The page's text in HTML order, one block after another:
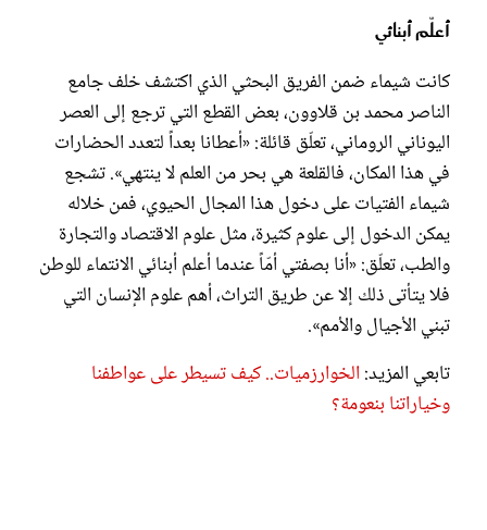
أعلّم أبنائي
كانت شيماء ضمن الفريق البحثي الذي اكتشف خلف جامع
الناصر محمد بن قلاوون، بعض القطع التي ترجع إلى العصر
اليوناني الروماني، تعلّق قائلة: «أعطانا بعداً لتعدد الحضارات
في هذا المكان، فالقلعة هي بحر من العلم لا ينتهي». تشجع
شيماء الفتيات على دخول هذا المجال الحيوي، فمن خلاله
يمكن الدخول إلى علوم كثيرة، مثل علوم الاقتصاد والتجارة
والطب، تعلّق: «أنا بصفتي أمّاً عندما أعلم أبنائي الانتماء للوطن
فلا يتأتى ذلك إلا عن طريق التراث، أهم علوم الإنسان التي
تبني الأجيال والأمم».
تابعي المزيد: الخوارزميات.. كيف تسيطر على عواطفنا
وخياراتنا بنعومة؟